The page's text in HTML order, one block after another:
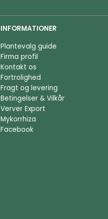
INFORMATIONER
Plantevalg guide
Firma profil
Kontakt os
Fortrolighed
Fragt og levering
Betingelser & Vilkår
Verver Export
Mykorrhiza
Facebook